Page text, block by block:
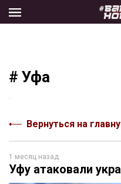
the
# Уфа
Вернуться на
1 месяц назад
Уфу атаковали